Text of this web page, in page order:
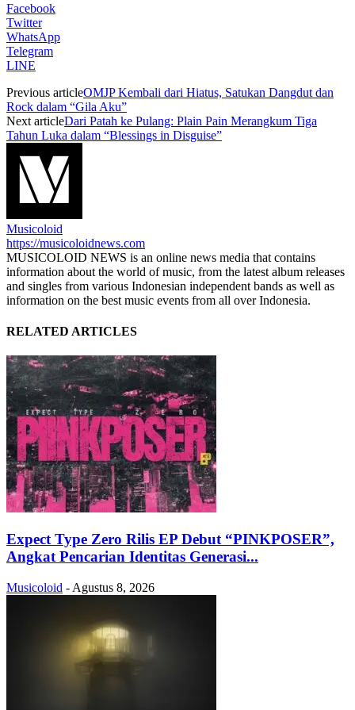
Facebook
Twitter
WhatsApp
Telegram
LINE
Previous articleOMJP Kembali dari Hiatus, Satukan Dangdut dan
Rock dalam “Gila Aku”
Next articleDari Patah ke Pulang: Plain Pain Merangkum Tiga
Tahun Luka dalam “Blessings in Disguise”
Musicoloid
https://musicoloidnews.com
MUSICOLOID NEWS is an online news media that contains
information about the world of music, from the latest album releases
and singles from various Indonesian independent bands as well as
information on the best music events from all over Indonesia.
RELATED ARTICLES
Expect Type Zero Rilis EP Debut “PINKPOSER”,
Angkat Pencarian Identitas Generasi...
Musicoloid - Agustus 8, 2026